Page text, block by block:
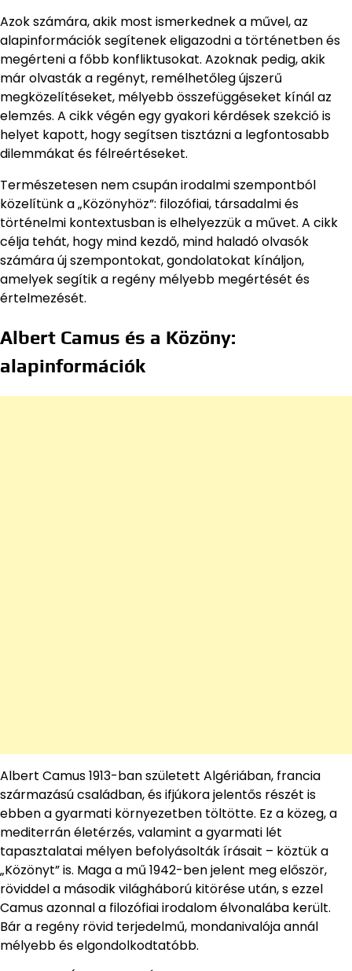
Azok számára, akik most ismerkednek a művel, az
alapinformációk segítenek eligazodni a történetben és
megérteni a főbb konfliktusokat. Azoknak pedig, akik
már olvasták a regényt, remélhetőleg újszerű
megközelítéseket, mélyebb összefüggéseket kínál az
elemzés. A cikk végén egy gyakori kérdések szekció is
helyet kapott, hogy segítsen tisztázni a legfontosabb
dilemmákat és félreértéseket.
Természetesen nem csupán irodalmi szempontból
közelítünk a „Közönyhöz”: filozófiai, társadalmi és
történelmi kontextusban is elhelyezzük a művet. A cikk
célja tehát, hogy mind kezdő, mind haladó olvasók
számára új szempontokat, gondolatokat kínáljon,
amelyek segítik a regény mélyebb megértését és
értelmezését.
Albert Camus és a Közöny:
alapinformációk
Albert Camus 1913-ban született Algériában, francia
származású családban, és ifjúkora jelentős részét is
ebben a gyarmati környezetben töltötte. Ez a közeg, a
mediterrán életérzés, valamint a gyarmati lét
tapasztalatai mélyen befolyásolták írásait – köztük a
„Közönyt” is. Maga a mű 1942-ben jelent meg először,
röviddel a második világháború kitörése után, s ezzel
Camus azonnal a filozófiai irodalom élvonalába került.
Bár a regény rövid terjedelmű, mondanivalója annál
mélyebb és elgondolkodtatóbb.